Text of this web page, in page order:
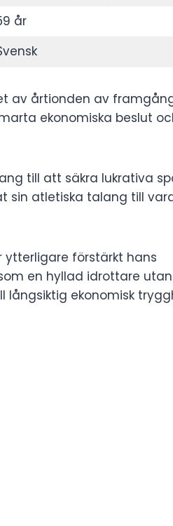
år
av årtionden av
ekonomiska beslut
till att säkra lukrativa
sin atletiska talang till
ytterligare förstärkt hans
en hyllad idrottare
långsiktig ekonomisk